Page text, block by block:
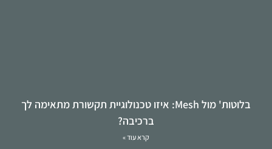
בלוטות' מול Mesh: איזו טכנולוגיית תקשורת מתאימה לך
ברכיבה?
קרא עוד »